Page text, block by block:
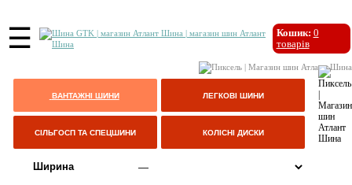
☰ Кошик: 0
товарів
ВАНТАЖНІ ШИНИ ЛЕГКОВІ ШИНИ
СІЛЬГОСП ТА СПЕЦШИНИ КОЛІСНІ ДИСКИ
Ширина